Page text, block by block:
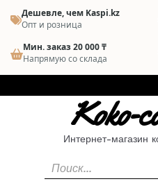
Дешевле, чем Kaspi.kz
Опт и розница
Мин. заказ 20 000 ₸
Напрямую со склада
Koko-
Интернет-магазин